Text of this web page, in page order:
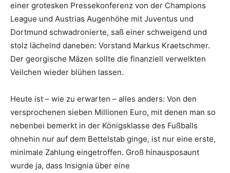
einer grotesken Pressekonferenz von der Champions
League und Austrias Augenhöhe mit Juventus und
Dortmund schwadronierte, saß einer schweigend und
stolz lächelnd daneben: Vorstand Markus Kraetschmer.
Der georgische Mäzen sollte die finanziell verwelkten
Veilchen wieder blühen lassen.
Heute ist – wie zu erwarten – alles anders: Von den
versprochenen sieben Millionen Euro, mit denen man so
nebenbei bemerkt in der Königsklasse des Fußballs
ohnehin nur auf dem Bettelstab ginge, ist nur eine erste,
minimale Zahlung eingetroffen. Groß hinausposaunt
wurde ja, dass Insignia über eine